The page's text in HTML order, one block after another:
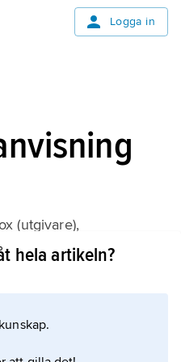
Logga in
(utgivare),
and Development of
hela artikeln?